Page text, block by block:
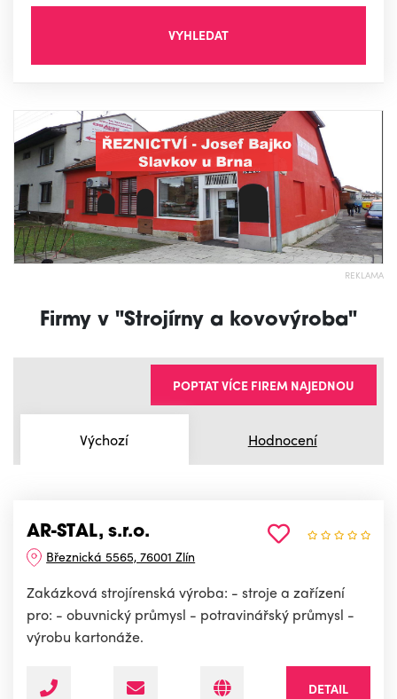
VYHLEDAT
REKLAMA
Firmy v "Strojírny a kovovýroba"
Výchozí Hodnocení
POPTAT VÍCE FIREM NAJEDNOU
AR-STAL, s.r.o.
Březnická 5565, 76001 Zlín
Zakázková strojírenská výroba: - stroje a zařízení
pro: - obuvnický průmysl - potravinářský průmysl -
výrobu kartonáže.
DETAIL